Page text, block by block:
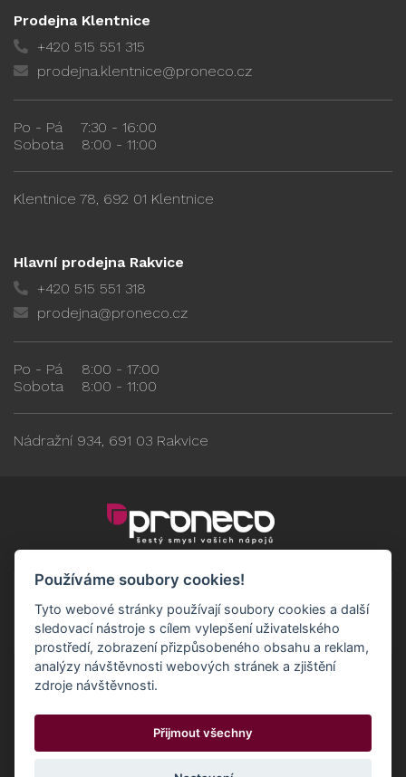
Prodejna Klentnice
+420 515 551 315
prodejna.klentnice@proneco.cz
Po - Pá
7:30 - 16:00
Sobota
8:00 - 11:00
Klentnice 78, 692 01 Klentnice
Hlavní prodejna Rakvice
+420 515 551 318
prodejna@proneco.cz
Po - Pá
8:00 - 17:00
Sobota
8:00 - 11:00
Nádražní 934, 691 03 Rakvice
GDPR - Odběratelé
Možnosti dopravy a platby
Používáme soubory cookies!
Tyto webové stránky používají soubory cookies a další
sledovací nástroje s cílem vylepšení uživatelského
prostředí, zobrazení přizpůsobeného obsahu a reklam,
analýzy návštěvnosti webových stránek a zjištění
zdroje návštěvnosti.
Přijmout všechny